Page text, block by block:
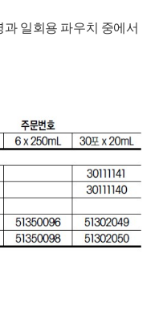
일회용 파우치 중에서